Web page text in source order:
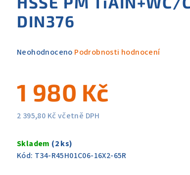
DIN376
Průměrné
je
0,0
z
Neohodnoceno Podrobnosti hodnocení
1 980 Kč
2 395,80 Kč včetně DPH
cena:
Skladem (2 ks)
Kód: T34-R45H01C06-16X2-65R